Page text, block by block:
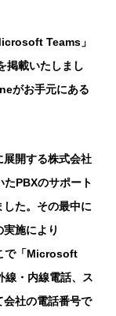
Teams」
掲載いたしまし
がお手元にある
開する株式会社
PBXのサポート
た。その最中に
施により
で「Microsoft
線・内線電話、ス
会社の電話番号で